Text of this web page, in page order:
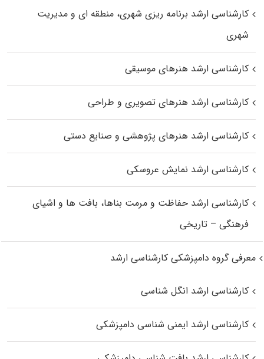
کارشناسی ارشد برنامه ریزی شهری، منطقه‌ ای و مدیریت
شهری
کارشناسی ارشد هنرهای موسیقی
کارشناسی ارشد هنرهای تصویری و طراحی
کارشناسی ارشد هنرهای پژوهشی و صنایع دستی
کارشناسی ارشد نمایش عروسکی
کارشناسی ارشد حفاظت و مرمت بناها، بافت‌ ها و اشیای
فرهنگی – تاریخی
معرفی گروه دامپزشکی کارشناسی ارشد
کارشناسی ارشد انگل شناسی
کارشناسی ارشد ایمنی‌ شناسی دامپزشکی